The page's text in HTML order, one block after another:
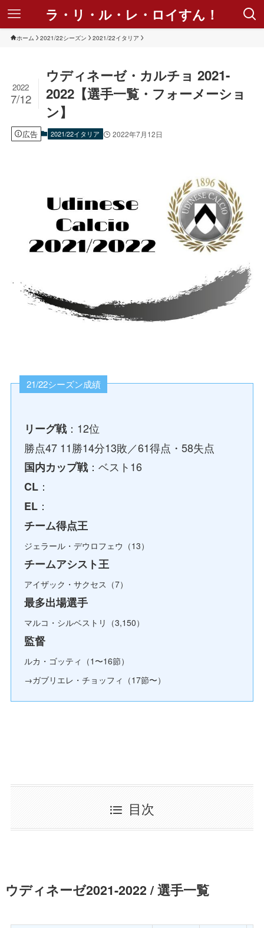
ラ・リ・ル・レ・ロイすん！
ホーム 2021/22シーズン 2021/22イタリア
ウディネーゼ・カルチョ 2021-
2022【選手一覧・フォーメーショ
ン】
2022
7/12
広告 2021/22イタリア 2022年7月12日
21/22シーズン成績
リーグ戦：12位
勝点47 11勝14分13敗／61得点・58失点
国内カップ戦：ベスト16
CL ：
EL ：
チーム得点王
ジェラール・デウロフェウ（13）
チームアシスト王
アイザック・サクセス（7）
最多出場選手
マルコ・シルベストリ（3,150）
監督
ルカ・ゴッティ（1〜16節）
→ガブリエレ・チョッフィ（17節〜）
目次
ウディネーゼ2021-2022 / 選手一覧